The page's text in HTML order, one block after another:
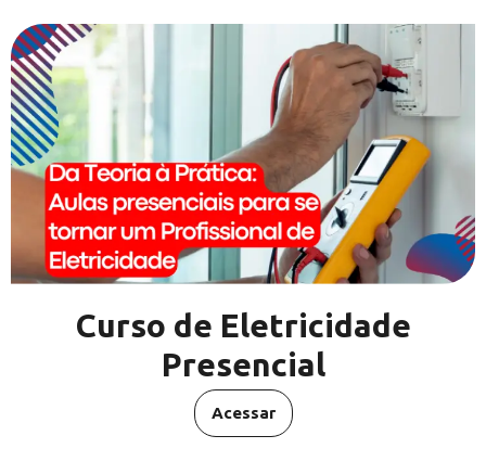
Curso de Eletricidade
Presencial
Acessar